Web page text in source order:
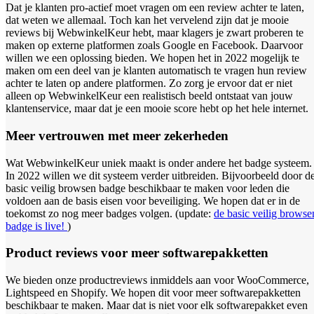
Dat je klanten pro-actief moet vragen om een review achter te laten,
dat weten we allemaal. Toch kan het vervelend zijn dat je mooie
reviews bij WebwinkelKeur hebt, maar klagers je zwart proberen te
maken op externe platformen zoals Google en Facebook. Daarvoor
willen we een oplossing bieden. We hopen het in 2022 mogelijk te
maken om een deel van je klanten automatisch te vragen hun review
achter te laten op andere platformen. Zo zorg je ervoor dat er niet
alleen op WebwinkelKeur een realistisch beeld ontstaat van jouw
klantenservice, maar dat je een mooie score hebt op het hele internet.
Meer vertrouwen met meer zekerheden
Wat WebwinkelKeur uniek maakt is onder andere het badge systeem.
In 2022 willen we dit systeem verder uitbreiden. Bijvoorbeeld door
basic veilig browsen badge beschikbaar te maken voor leden die
voldoen aan de basis eisen voor beveiliging. We hopen dat er in de
toekomst zo nog meer badges volgen. (update: de basic veilig
badge is live! )
Product reviews voor meer softwarepakketten
We bieden onze productreviews inmiddels aan voor WooCommerce,
Lightspeed en Shopify. We hopen dit voor meer softwarepakketten
beschikbaar te maken. Maar dat is niet voor elk softwarepakket even